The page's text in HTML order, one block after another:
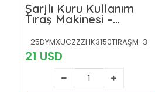
Şarjlı Kuru Kullanım
Tıraş Makinesi –
Kablosuz, Taşınabilir
25DYMXUCZZZHK3150TIRAŞM-3
21 USD